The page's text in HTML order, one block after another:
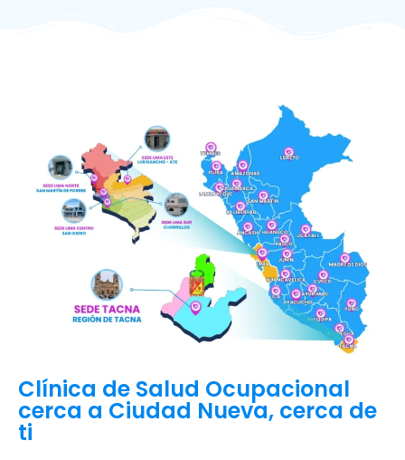
Clínica de Salud Ocupacional
cerca a Ciudad Nueva, cerca de
ti